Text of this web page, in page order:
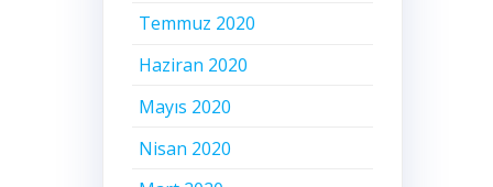
Temmuz 2020
Haziran 2020
Mayıs 2020
Nisan 2020